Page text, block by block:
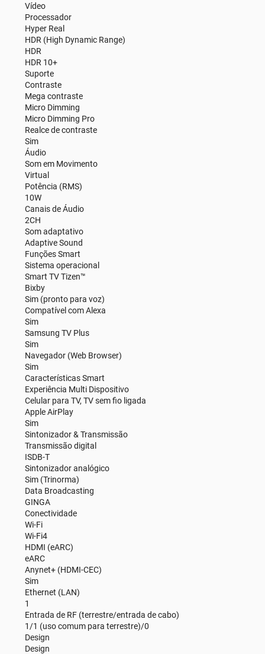
Vídeo
Processador
Hyper Real
HDR (High Dynamic Range)
HDR
HDR 10+
Suporte
Contraste
Mega contraste
Micro Dimming
Micro Dimming Pro
Realce de contraste
Sim
Áudio
Som em Movimento
Virtual
Potência (RMS)
10W
Canais de Áudio
2CH
Som adaptativo
Adaptive Sound
Funções Smart
Sistema operacional
Smart TV Tizen™
Bixby
Sim (pronto para voz)
Compatível com Alexa
Sim
Samsung TV Plus
Sim
Navegador (Web Browser)
Sim
Características Smart
Experiência Multi Dispositivo
Celular para TV, TV sem fio ligada
Apple AirPlay
Sim
Sintonizador & Transmissão
Transmissão digital
ISDB-T
Sintonizador analógico
Sim (Trinorma)
Data Broadcasting
GINGA
Conectividade
Wi-Fi
Wi-Fi4
HDMI (eARC)
eARC
Anynet+ (HDMI-CEC)
Sim
Ethernet (LAN)
1
Entrada de RF (terrestre/entrada de cabo)
1/1 (uso comum para terrestre)/0
Design
Design